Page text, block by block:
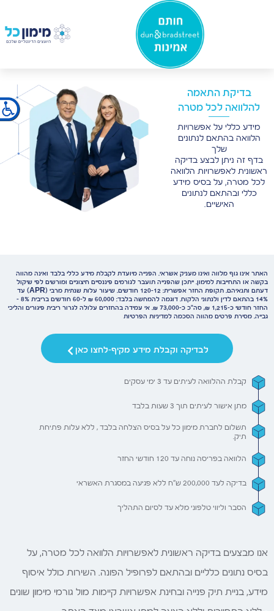
בדיקת התאמה
להלוואה לכל מטרה
מידע כללי על אפשרויות
הלוואה בהתאם לנתונים
שלך
בדף זה ניתן לבצע בדיקה
ראשונית לאפשרויות הלוואה
לכל מטרה, על בסיס מידע
כללי ובהתאם לנתונים
האישיים.
האתר אינו גוף מלווה ואינו מעניק אשראי. הפנייה מיועדת לקבלת מידע כללי בלבד ואינה מהווה
בקשה או התחייבות למימון. ייתכן שהפנייה תועבר לגורמים פיננסיים חיצוניים ומורשים לפי שיקול
דעתם ותנאיהם. תקופת החזר אפשרית: 12–120 חודשים. שיעור עלות שנתית מרבי (APR) עד
14% בהתאם לדין ולנתוני הלקוח. דוגמה להמחשה בלבד: 60,000 ₪ ל-60 חודשים בריבית 8% –
החזר חודשי כ-1,215 ₪, סה״כ כ-73,000 ₪. אי עמידה בהחזרים עלולה לגרור ריבית פיגורים והליכי
גבייה. מסירת פרטים מהווה הסכמה למדיניות הפרטיות
לבדיקה וקבלת מידע מקיף-לחצו כאן
קבלת ההלוואה לעיתים עד 3 ימי עסקים
מתן אישור לעיתים תוך 3 שעות בלבד
תשלום לחברת מימון כל על בסיס הצלחה בלבד , ללא עלות פתיחת
תיק.
הלוואה בפריסה נוחה עד 120 חודשי החזר
בדיקה לעד 200,000 ש"ח ללא פגיעה במסגרת האשראי
הסבר וליווי טלפוני מלא עד לסיום התהליך
אנו מבצעים בדיקה ראשונית לאפשרויות הלוואה לכל מטרה, על
בסיס נתונים כלליים ובהתאם לפרופיל הפונה. השירות כולל איסוף
מידע, בניית תיק פנייה ובחינת אפשרויות קיימות מול גורמי מימון שונים